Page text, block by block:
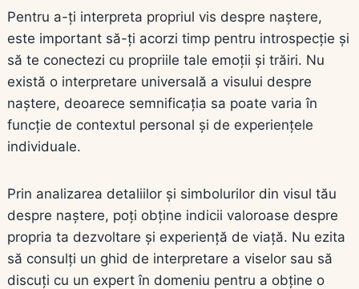
Pentru a-ți interpreta propriul vis despre naștere,
este important să-ți acorzi timp pentru introspecție și
să te conectezi cu propriile tale emoții și trăiri. Nu
există o interpretare universală a visului despre
naștere, deoarece semnificația sa poate varia în
funcție de contextul personal și de experiențele
individuale.
Prin analizarea detaliilor și simbolurilor din visul tău
despre naștere, poți obține indicii valoroase despre
propria ta dezvoltare și experiență de viață. Nu ezita
să consulți un ghid de interpretare a viselor sau să
discuți cu un expert în domeniu pentru a obține o